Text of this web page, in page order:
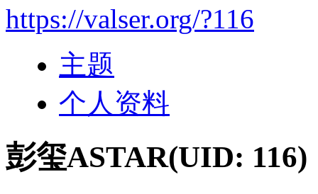
https://valser.org/?116
主题
个人资料
彭玺ASTAR(UID: 116)